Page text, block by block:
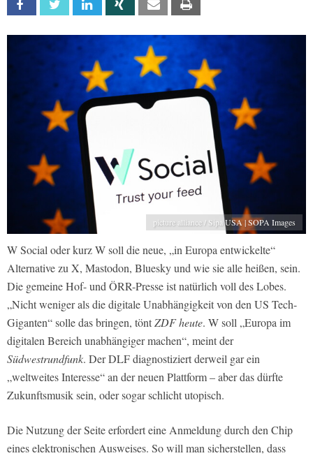
Facebook Twitter Linkedin Xing Email
picture alliance / Sipa USA | SOPA Images
W Social oder kurz W soll die neue, „in Europa entwickelte“
Alternative zu X, Mastodon, Bluesky und wie sie alle heißen, sein.
Die gemeine Hof- und ÖRR-Presse ist natürlich voll des Lobes.
„Nicht weniger als die digitale Unabhängigkeit von den US Tech-
Giganten“ solle das bringen, töntZDF heute. W soll „Europa im
digitalen Bereich unabhängiger machen“, meint der
Südwestrundfunk. Der DLF diagnostiziert derweil gar ein
„weltweites Interesse“ an der neuen Plattform – aber das dürfte
Zukunftsmusik sein, oder sogar schlicht utopisch.
Die Nutzung der Seite erfordert eine Anmeldung durch den Chip
eines elektronischen Ausweises. So will man sicherstellen, dass